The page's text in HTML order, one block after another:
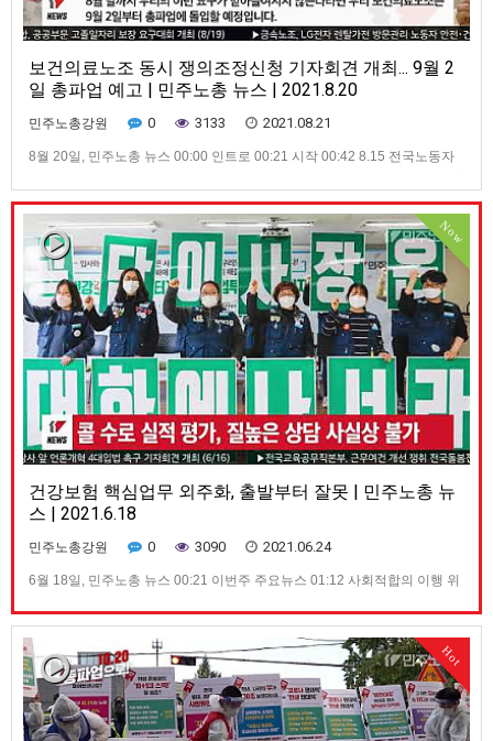
보건의료노조 동시 쟁의조정신청 기자회견 개최... 9월 2
일 총파업 예고 | 민주노총 뉴스 | 2021.8.20
민주노총강원 0 3133 2021.08.21
8월 20일, 민주노총 뉴스 00:00 인트로 00:21 시작 00:42 8.15 전국노동자
구 기자회견 개최 02:30 양경수 위원장, 민주노총 출입기자 간담회 열어
03:25 “구속영장 발부 규탄” 민주노총 가맹산하노조 기자회견 개최 03:53
경찰, 양경수 위원장 구속영장 …
Now
건강보험 핵심업무 외주화, 출발부터 잘못 | 민주노총 뉴
스 | 2021.6.18
민주노총강원 0 3090 2021.06.24
6월 18일, 민주노총 뉴스 00:21 이번주 주요뉴스 01:12 사회적합의 이행 위
화로 민간업체가 전국민 건강정보 다뤄 08:43 민주노총, 총파업위한 산별노
조 대장정 시작 09:54 주차관리노동자, 미군 군무원에게 폭행당해 11:35 이
번 주 가맹산하 조직 주요소식 모아보기 …
Hot